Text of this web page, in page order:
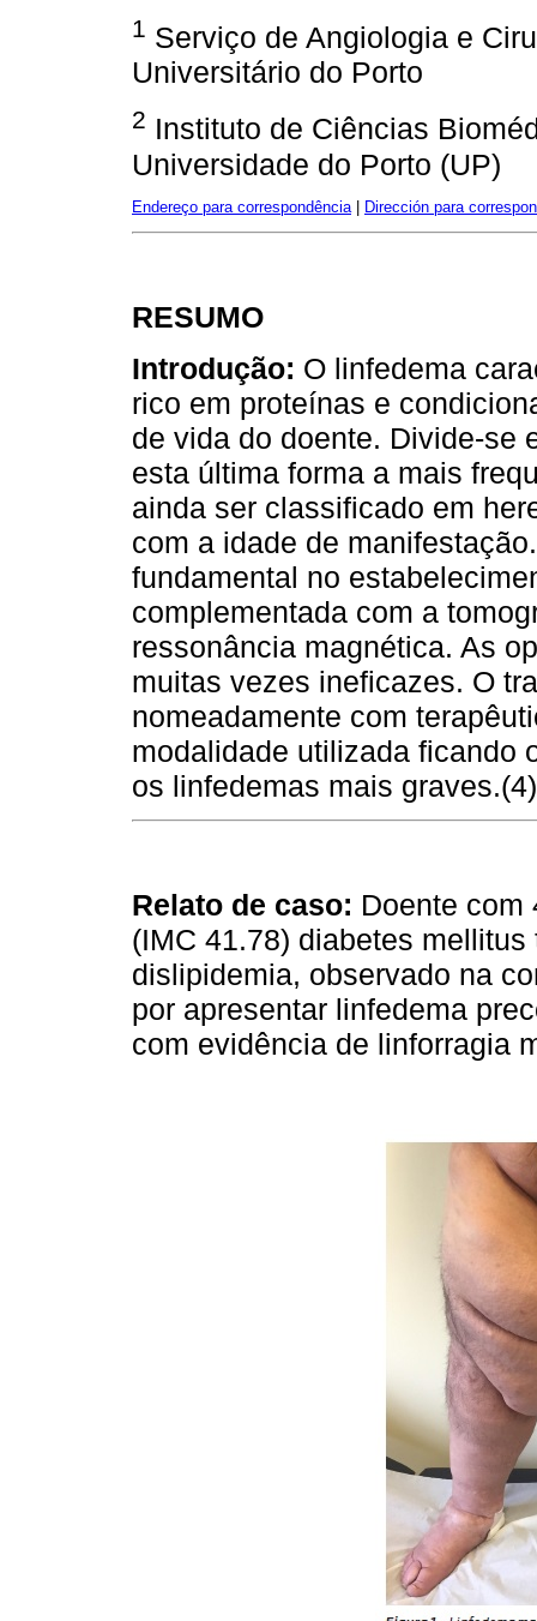
1 Serviço de Angiologia e
Universitário do Porto
2 Instituto de Ciências
Universidade do Porto (UP)
Endereço para correspondência Dirección para
RESUMO
Introdução: O linfedema
rico em proteínas e
de vida do doente. Divide-se
esta última forma a mais
ainda ser classificado em
com a idade de
fundamental no
complementada com a
ressonância magnética. As
muitas vezes ineficazes. O
nomeadamente com
modalidade utilizada ficando
os linfedemas mais graves.(4)
Relato de caso: Doente com
(IMC 41.78) diabetes
dislipidemia, observado na
por apresentar linfedema
com evidência de linforragia